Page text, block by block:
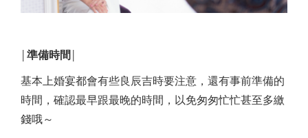
準備時間
基本上婚宴都會有些良辰吉時要注意，還有事前準備的
時間，確認最早跟最晚的時間，以免匆匆忙忙甚至多繳
錢哦～